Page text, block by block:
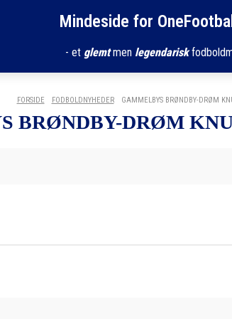
Mindeside for
- et glemtmen legendarisk
FORSIDE FODBOLDNYHEDER GAMMELBYS BRØNDBY-DRØM
BRØNDBY-DRØM